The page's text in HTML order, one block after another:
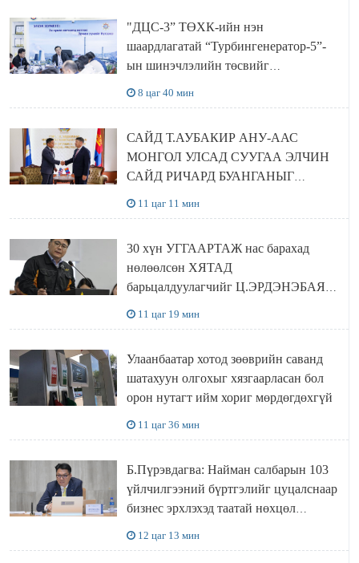
"ДЦС-3” ТӨХК-ийн нэн
шаардлагатай “Турбингенератор-5”-
ын шинэчлэлийн төсвийг
8 цаг 40 мин
САЙД Т.АУБАКИР АНУ-ААС
МОНГОЛ УЛСАД СУУГАА ЭЛЧИН
САЙД РИЧАРД БУАНГАНЫГ
11 цаг 11 мин
30 хүн УГГААРТАЖ нас барахад
нөлөөлсөн ХЯТАД
барьцалдуулагчийг Ц.ЭРДЭНЭБАЯР
11 цаг 19 мин
Улаанбаатар хотод зөөврийн саванд
шатахуун олгохыг хязгаарласан бол
орон нутагт ийм хориг мөрдөгдөхгүй
11 цаг 36 мин
Б.Пүрэвдагва: Найман салбарын 103
үйлчилгээний бүртгэлийг цуцалснаар
бизнес эрхлэхэд таатай нөхцөл
12 цаг 13 мин